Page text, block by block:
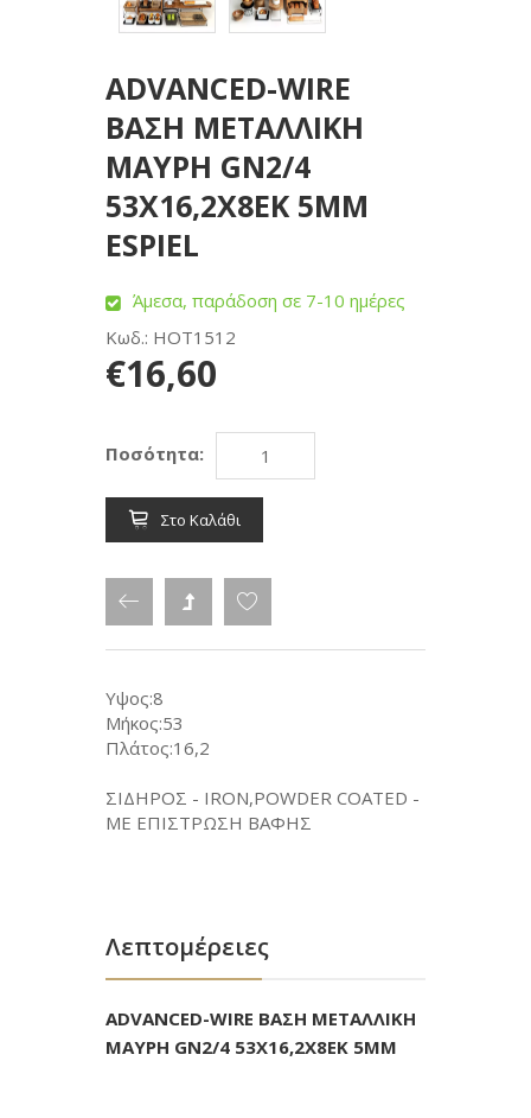
ADVANCED-WIRE
ΒΑΣΗ ΜΕΤΑΛΛΙΚΗ
ΜΑΥΡΗ GN2/4
53Χ16,2Χ8EK 5ΜΜ
ESPIEL
Άμεσα, παράδοση σε 7-10 ημέρες
Κωδ.: HOT1512
€16,60
Ποσότητα:
Στο Καλάθι
Υψος:8
Μήκος:53
Πλάτος:16,2
ΣΙΔΗΡΟΣ - IRON,POWDER COATED -
ΜΕ ΕΠΙΣΤΡΩΣΗ ΒΑΦΗΣ
Λεπτομέρειες
ADVANCED-WIRE ΒΑΣΗ ΜΕΤΑΛΛΙΚΗ
ΜΑΥΡΗ GN2/4 53Χ16,2Χ8EK 5ΜΜ